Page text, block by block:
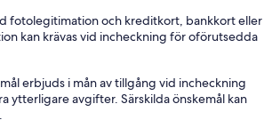
fotolegitimation och kreditkort, bankkort eller
kan krävas vid incheckning för oförutsedda
erbjuds i mån av tillgång vid incheckning
ytterligare avgifter. Särskilda önskemål kan